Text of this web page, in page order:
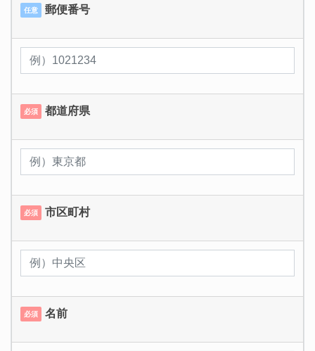
任意 郵便番号
必須 都道府県
必須 市区町村
必須 名前